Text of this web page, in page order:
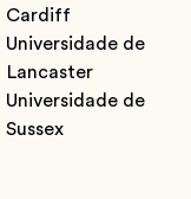
Cardiff
Universidade de
Lancaster
Universidade de
Sussex